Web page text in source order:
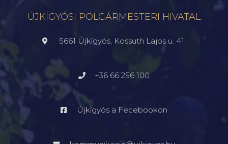
ÚJKÍGYÓSI POLGÁRMESTERI HIVATAL
5661 Újkígyós, Kossuth Lajos u. 41.
+36 66 256 100
Újkígyós a Fecebookon